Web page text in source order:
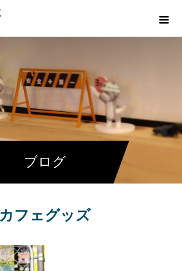
ブログ
カフェグッズ